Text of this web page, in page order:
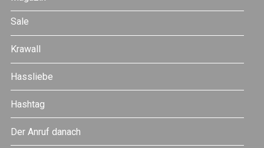
Sale
Krawall
Hassliebe
Hashtag
Der Anruf danach